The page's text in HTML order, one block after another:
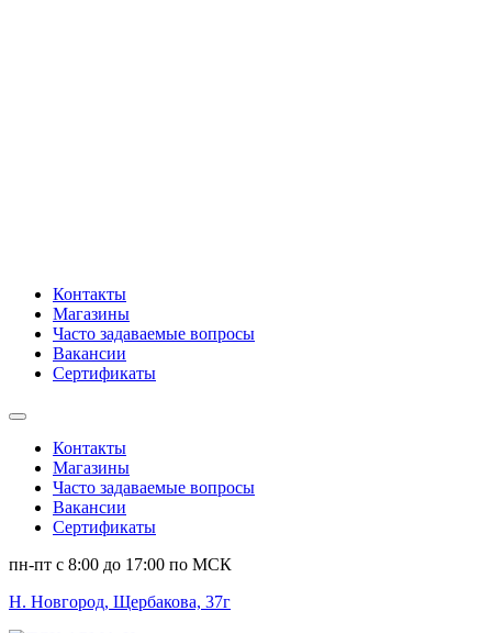
Контакты
Магазины
Часто задаваемые вопросы
Вакансии
Сертификаты
Контакты
Магазины
Часто задаваемые вопросы
Вакансии
Сертификаты
пн-пт c 8:00 до 17:00 по МСК
Н. Новгород, Щербакова, 37г